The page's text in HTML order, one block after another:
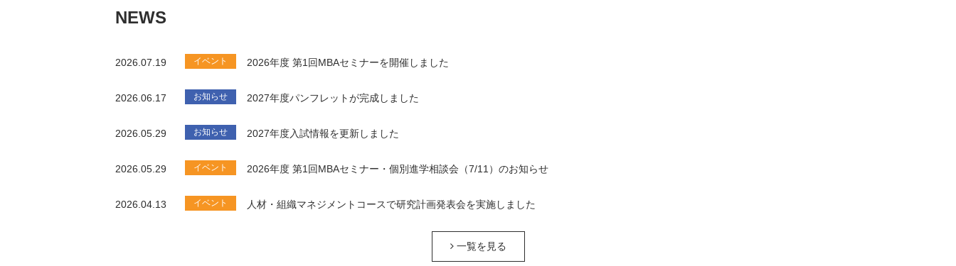
NEWS
2026.07.19 イベント 2026年度 第1回MBAセミナーを開催しました
2026.06.17 お知らせ 2027年度パンフレットが完成しました
2026.05.29 お知らせ 2027年度入試情報を更新しました
2026.05.29 イベント 2026年度 第1回MBAセミナー・個別進学相談会（7/11）のお知らせ
2026.04.13 イベント 人材・組織マネジメントコースで研究計画発表会を実施しました
一覧を見る